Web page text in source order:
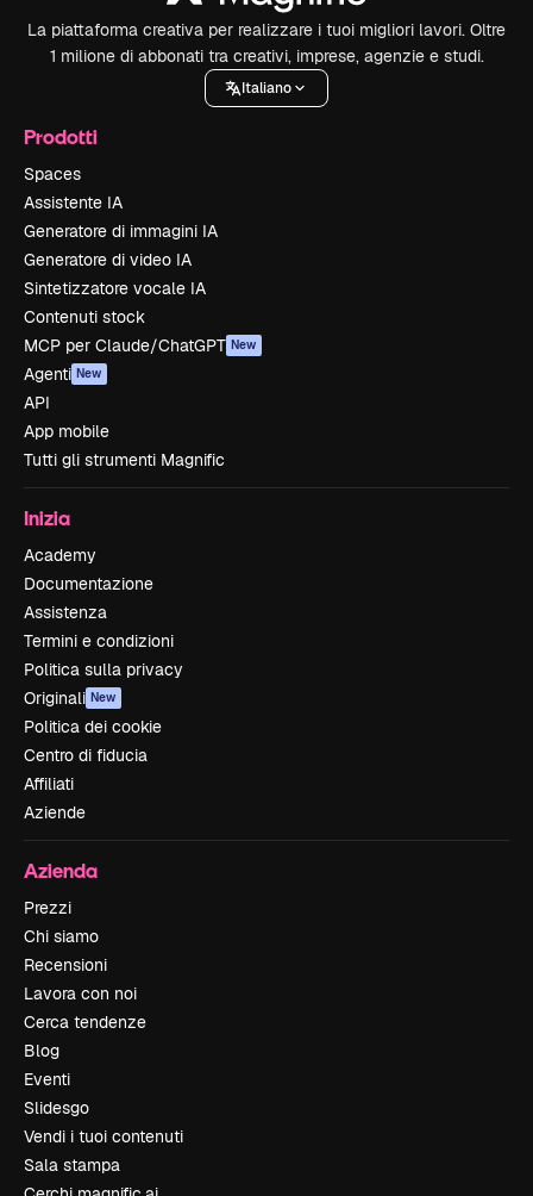
La piattaforma creativa per realizzare i tuoi migliori lavori. Oltre
1 milione di abbonati tra creativi, imprese, agenzie e studi.
Italiano
Prodotti
Spaces
Assistente IA
Generatore di immagini IA
Generatore di video IA
Sintetizzatore vocale IA
Contenuti stock
MCP per Claude/ChatGPT New
Agenti New
API
App mobile
Tutti gli strumenti Magnific
Inizia
Academy
Documentazione
Assistenza
Termini e condizioni
Politica sulla privacy
Originali New
Politica dei cookie
Centro di fiducia
Affiliati
Aziende
Azienda
Prezzi
Chi siamo
Recensioni
Lavora con noi
Cerca tendenze
Blog
Eventi
Slidesgo
Vendi i tuoi contenuti
Sala stampa